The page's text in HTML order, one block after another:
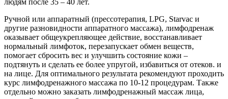
людям после 35 – 40 лет.
Ручной или аппаратный (прессотерапия, LPG, Starvac и
другие разновидности аппаратного массажа), лимфодренаж
оказывает общеукрепляющее действие, восстанавливает
нормальный лимфоток, перезапускает обмен веществ,
помогает сбросить вес и улучшить состояние кожи –
подтянуть и сделать ее более упругой, избавиться от отеков. и
на лице. Для оптимального результата рекомендуют проходить
курс лимфодренажного массажа по 10-12 процедурам. Также
отдельно можно заказать лимфодренажный массаж лица,